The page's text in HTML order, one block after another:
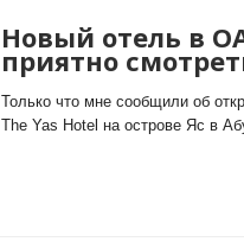
Новый отель в
приятно
Только что мне сообщили об
The Yas Hotel на острове Яс в